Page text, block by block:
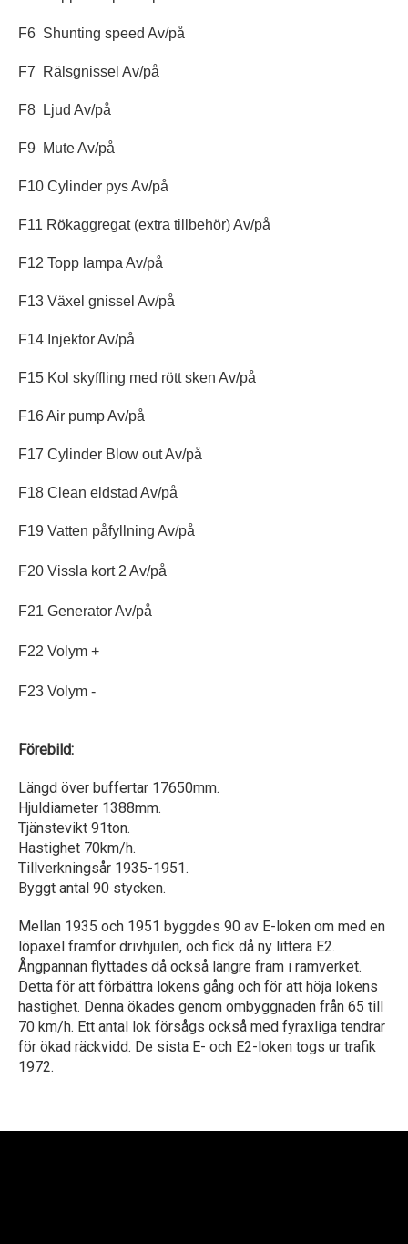
F6 Shunting speed Av/på
F7 Rälsgnissel Av/på
F8 Ljud Av/på
F9 Mute Av/på
F10 Cylinder pys Av/på
F11 Rökaggregat (extra tillbehör) Av/på
F12 Topp lampa Av/på
F13 Växel gnissel Av/på
F14 Injektor Av/på
F15 Kol skyffling med rött sken Av/på
F16 Air pump Av/på
F17 Cylinder Blow out Av/på
F18 Clean eldstad Av/på
F19 Vatten påfyllning Av/på
F20 Vissla kort 2 Av/på
F21 Generator Av/på
F22 Volym +
F23 Volym -
Förebild:
Längd över buffertar 17650mm.
Hjuldiameter 1388mm.
Tjänstevikt 91ton.
Hastighet 70km/h.
Tillverkningsår 1935-1951.
Byggt antal 90 stycken.
Mellan 1935 och 1951 byggdes 90 av E-loken om med en
löpaxel framför drivhjulen, och fick då ny littera E2.
Ångpannan flyttades då också längre fram i ramverket.
Detta för att förbättra lokens gång och för att höja lokens
hastighet. Denna ökades genom ombyggnaden från 65 till
70 km/h. Ett antal lok försågs också med fyraxliga tendrar
för ökad räckvidd. De sista E- och E2-loken togs ur trafik
1972.